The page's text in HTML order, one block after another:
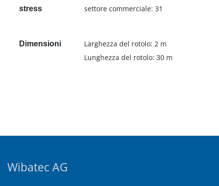
stress
settore commerciale: 31
Dimensioni
Larghezza del rotolo: 2 m
Lunghezza del rotolo: 30 m
Wibatec AG